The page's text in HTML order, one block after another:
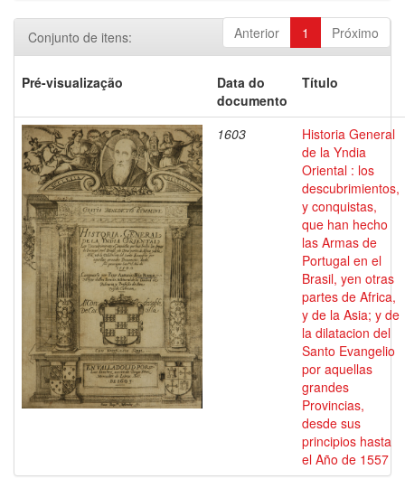
Anterior 1 Próximo
Conjunto de itens:
Pré-visualização
Data do
documento
Título
1603
Historia General
de la Yndia
Oriental : los
descubrimientos,
y conquistas,
que han hecho
las Armas de
Portugal en el
Brasil, yen otras
partes de Africa,
y de la Asia; y de
la dilatacion del
Santo Evangelio
por aquellas
grandes
Provincias,
desde sus
principios hasta
el Año de 1557